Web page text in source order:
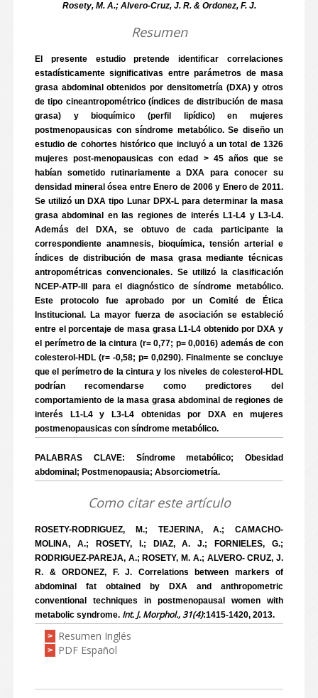
Rosety, M. A.; Alvero-Cruz, J. R. & Ordonez, F. J.
Resumen
El presente estudio pretende identificar correlaciones
estadísticamente significativas entre parámetros de masa
grasa abdominal obtenidos por densitometría (DXA) y otros
de tipo cineantropométrico (índices de distribución de masa
grasa) y bioquímico (perfil lipídico) en mujeres
postmenopausicas con síndrome metabólico. Se diseño un
estudio de cohortes histórico que incluyó a un total de 1326
mujeres post-menopausicas con edad > 45 años que se
habían sometido rutinariamente a DXA para conocer su
densidad mineral ósea entre Enero de 2006 y Enero de 2011.
Se utilizó un DXA tipo Lunar DPX-L para determinar la masa
grasa abdominal en las regiones de interés L1-L4 y L3-L4.
Además del DXA, se obtuvo de cada participante la
correspondiente anamnesis, bioquímica, tensión arterial e
índices de distribución de masa grasa mediante técnicas
antropométricas convencionales. Se utilizó la clasificación
NCEP-ATP-III para el diagnóstico de síndrome metabólico.
Este protocolo fue aprobado por un Comité de Ética
Institucional. La mayor fuerza de asociación se estableció
entre el porcentaje de masa grasa L1-L4 obtenido por DXA y
el perímetro de la cintura (r= 0,77; p= 0,0016) además de con
colesterol-HDL (r= -0,58; p= 0,0290). Finalmente se concluye
que el perímetro de la cintura y los niveles de colesterol-HDL
podrían recomendarse como predictores del
comportamiento de la masa grasa abdominal de regiones de
interés L1-L4 y L3-L4 obtenidas por DXA en mujeres
postmenopausicas con síndrome metabólico.
PALABRAS CLAVE: Síndrome metabólico; Obesidad
abdominal; Postmenopausia; Absorciometría.
Como citar este artículo
ROSETY-RODRIGUEZ, M.; TEJERINA, A.; CAMACHO-
MOLINA, A.; ROSETY, I.; DIAZ, A. J.; FORNIELES, G.;
RODRIGUEZ-PAREJA, A.; ROSETY, M. A.; ALVERO- CRUZ, J.
R. & ORDONEZ, F. J. Correlations between markers of
abdominal fat obtained by DXA and anthropometric
conventional techniques in postmenopausal women with
metabolic syndrome. Int. J. Morphol., 31(4):1415-1420, 2013.
> Resumen Inglés
> PDF Español